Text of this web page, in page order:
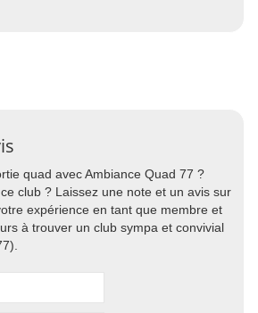
quad avec Ambiance Quad 77 ?
club ? Laissez une note et un avis sur
expérience en tant que membre et
à trouver un club sympa et convivial